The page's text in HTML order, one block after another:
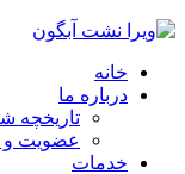
خانه
درباره ما
تاریخچه
عضویت و
خدمات